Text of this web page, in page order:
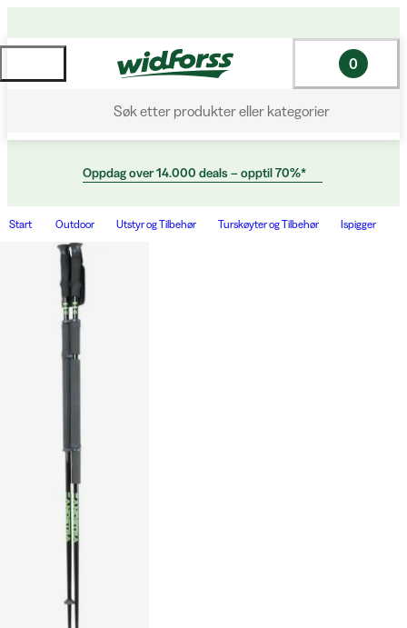
Søk etter produkter eller kategorier
0
Oppdag over 14.000 deals – opptil 70%*
Start Outdoor Utstyr og Tilbehør Turskøyter og Tilbehør Ispigger